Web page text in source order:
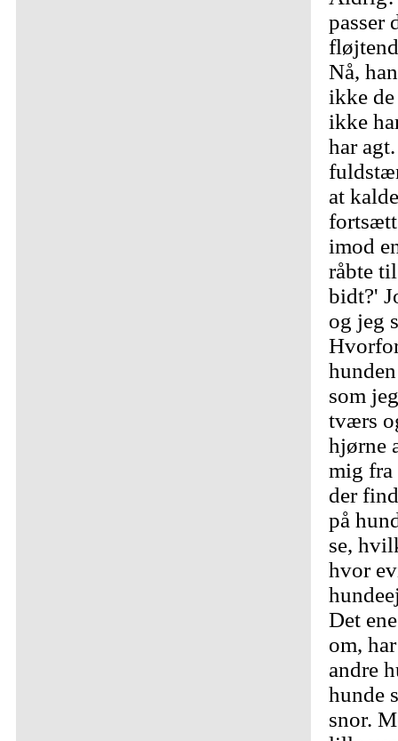
passer
Nå,
ikke
ikke
har
at
imod
råbte
bidt?'
og jeg
som
tværs
hjørne
mig fra
der
på
se,
hvor
Det
om,
andre
hunde
snor.